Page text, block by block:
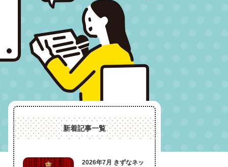
新着記事一覧
2026年7月 きずなネッ